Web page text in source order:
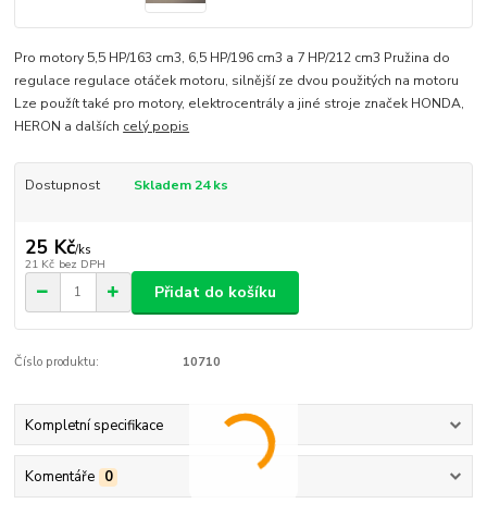
Pro motory 5,5 HP/163 cm3, 6,5 HP/196 cm3 a 7 HP/212 cm3 Pružina do
regulace regulace otáček motoru, silnější ze dvou použitých na motoru
Lze použít také pro motory, elektrocentrály a jiné stroje značek HONDA,
HERON a dalších celý popis
Dostupnost Skladem 24 ks
25 Kč/ks
21 Kč bez DPH
Přidat do košíku
Číslo produktu: 10710
Kompletní specifikace
Komentáře 0